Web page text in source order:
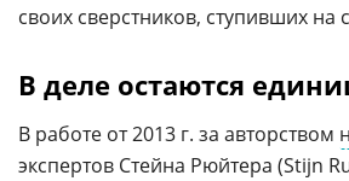
своих сверстников, ступивших на
В деле остаются
В работе от 2013 г. за авторством
экспертов Стейна Рюйтера (Stijn